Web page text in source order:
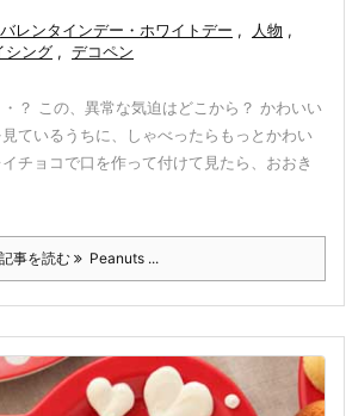
バレンタインデー・ホワイトデー , 人物 ,
シング , デコペン
？ この、異常な気迫はどこから？ かわいい
ているうちに、しゃべったらもっとかわい
チョコで口を作って付けて見たら、おおき
記事を読む Peanuts ...